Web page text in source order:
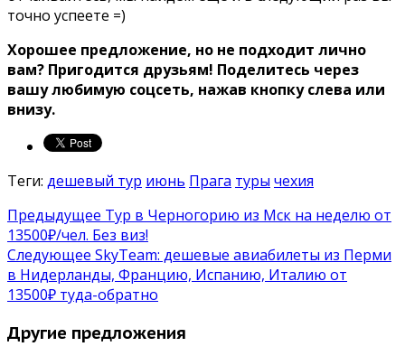
точно успеете =)
Хорошее предложение, но не подходит лично
вам? Пригодится друзьям! Поделитесь через
вашу любимую соцсеть, нажав кнопку слева или
внизу.
Теги: дешевый тур июнь Прага туры чехия
Предыдущее Тур в Черногорию из Мск на неделю от
13500₽/чел. Без виз!
Следующее SkyTeam: дешевые авиабилеты из Перми
в Нидерланды, Францию, Испанию, Италию от
13500₽ туда-обратно
Другие предложения